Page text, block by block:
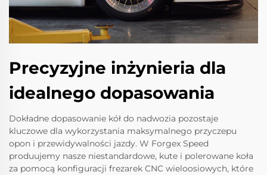
Precyzyjne inżynieria dla
idealnego dopasowania
Dokładne dopasowanie kół do nadwozia pozostaje
kluczowe dla wykorzystania maksymalnego przyczepu
opon i przewidywalności jazdy. W Forgex Speed
produujemy nasze niestandardowe, kute i polerowane koła
za pomocą konfiguracji frezarek CNC wieloosiowych, które